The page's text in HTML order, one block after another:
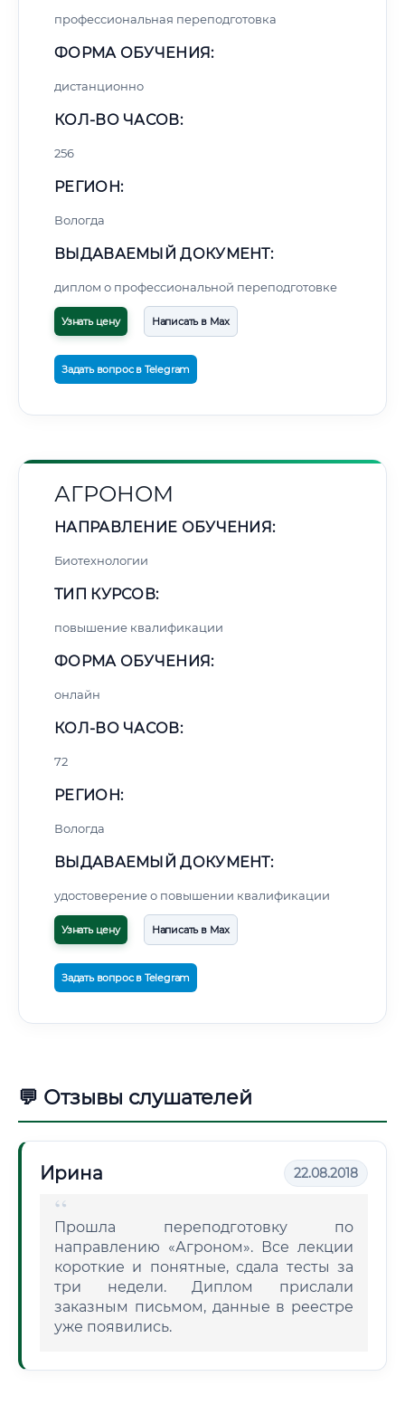
профессиональная переподготовка
ФОРМА ОБУЧЕНИЯ:
дистанционно
КОЛ-ВО ЧАСОВ:
256
РЕГИОН:
Вологда
ВЫДАВАЕМЫЙ ДОКУМЕНТ:
диплом о профессиональной переподготовке
Узнать цену Написать в Max
Задать вопрос в Telegram
АГРОНОМ
НАПРАВЛЕНИЕ ОБУЧЕНИЯ:
Биотехнологии
ТИП КУРСОВ:
повышение квалификации
ФОРМА ОБУЧЕНИЯ:
онлайн
КОЛ-ВО ЧАСОВ:
72
РЕГИОН:
Вологда
ВЫДАВАЕМЫЙ ДОКУМЕНТ:
удостоверение о повышении квалификации
Узнать цену Написать в Max
Задать вопрос в Telegram
💬 Отзывы слушателей
Ирина 22.08.2018
Прошла переподготовку по
направлению «Агроном». Все лекции
короткие и понятные, сдала тесты за
три недели. Диплом прислали
заказным письмом, данные в реестре
уже появились.